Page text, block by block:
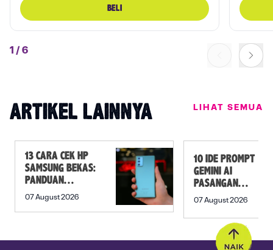
BELI
1 / 6
ARTIKEL LAINNYA LIHAT SEMUA
13 CARA CEK HP
SAMSUNG BEKAS:
PANDUAN
SEBELUM
07 August 2026
10 IDE PROMPT
GEMINI AI
PASANGAN
PREWEDDING
07 August 2026